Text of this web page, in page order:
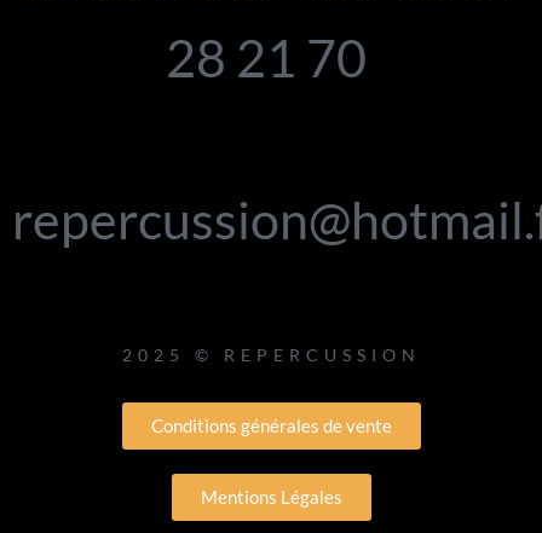
28 21 70
2025 © REPERCUSSION
Conditions générales de vente
Mentions Légales